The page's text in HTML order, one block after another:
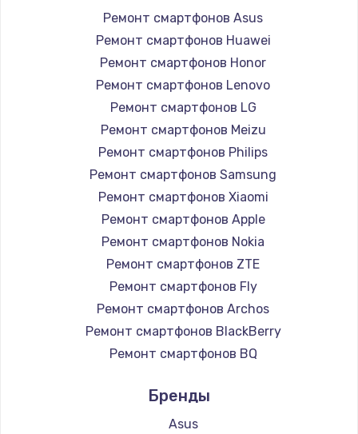
Ремонт смартфонов Asus
Ремонт смартфонов Huawei
Ремонт смартфонов Honor
Ремонт смартфонов Lenovo
Ремонт смартфонов LG
Ремонт смартфонов Meizu
Ремонт смартфонов Philips
Ремонт смартфонов Samsung
Ремонт смартфонов Xiaomi
Ремонт смартфонов Apple
Ремонт смартфонов Nokia
Ремонт смартфонов ZTE
Ремонт смартфонов Fly
Ремонт смартфонов Archos
Ремонт смартфонов BlackBerry
Ремонт смартфонов BQ
Ремонт смартфонов Digma
Ремонт смартфонов Ginzzu
Бренды
Asus